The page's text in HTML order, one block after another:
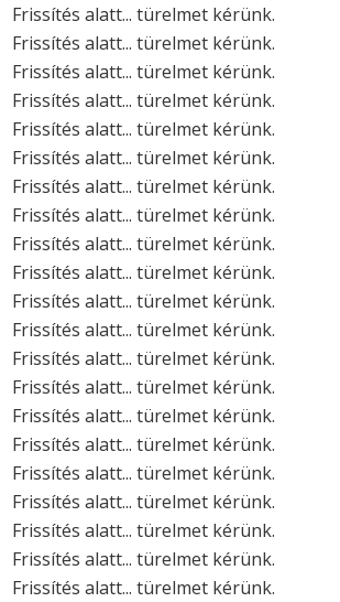
Frissítés alatt... türelmet kérünk.
Frissítés alatt... türelmet kérünk.
Frissítés alatt... türelmet kérünk.
Frissítés alatt... türelmet kérünk.
Frissítés alatt... türelmet kérünk.
Frissítés alatt... türelmet kérünk.
Frissítés alatt... türelmet kérünk.
Frissítés alatt... türelmet kérünk.
Frissítés alatt... türelmet kérünk.
Frissítés alatt... türelmet kérünk.
Frissítés alatt... türelmet kérünk.
Frissítés alatt... türelmet kérünk.
Frissítés alatt... türelmet kérünk.
Frissítés alatt... türelmet kérünk.
Frissítés alatt... türelmet kérünk.
Frissítés alatt... türelmet kérünk.
Frissítés alatt... türelmet kérünk.
Frissítés alatt... türelmet kérünk.
Frissítés alatt... türelmet kérünk.
Frissítés alatt... türelmet kérünk.
Frissítés alatt... türelmet kérünk.